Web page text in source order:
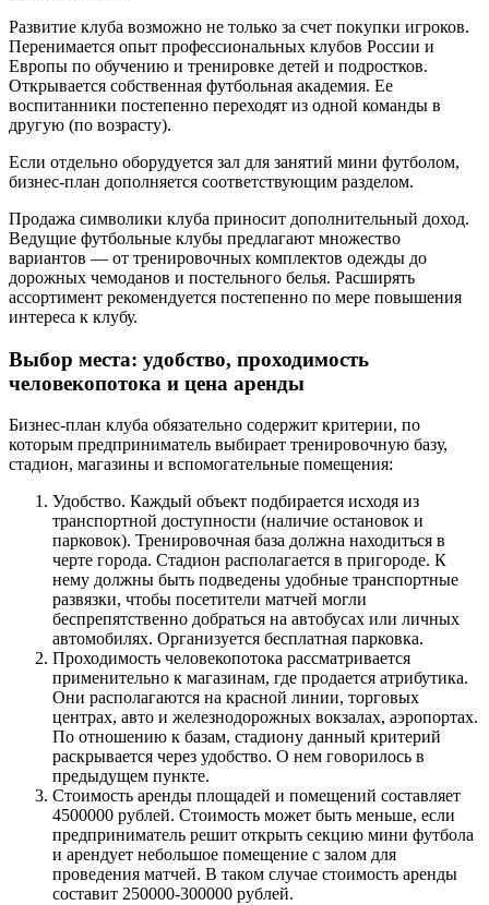
Развитие клуба возможно не только за счет покупки игроков.
Перенимается опыт профессиональных клубов России и
Европы по обучению и тренировке детей и подростков.
Открывается собственная футбольная академия. Ее
воспитанники постепенно переходят из одной команды в
другую (по возрасту).
Если отдельно оборудуется зал для занятий мини футболом,
бизнес-план дополняется соответствующим разделом.
Продажа символики клуба приносит дополнительный доход.
Ведущие футбольные клубы предлагают множество
вариантов — от тренировочных комплектов одежды до
дорожных чемоданов и постельного белья. Расширять
ассортимент рекомендуется постепенно по мере повышения
интереса к клубу.
Выбор места: удобство, проходимость
человекопотока и цена аренды
Бизнес-план клуба обязательно содержит критерии, по
которым предприниматель выбирает тренировочную базу,
стадион, магазины и вспомогательные помещения:
Удобство. Каждый объект подбирается исходя из
транспортной доступности (наличие остановок и
парковок). Тренировочная база должна находиться в
черте города. Стадион располагается в пригороде. К
нему должны быть подведены удобные транспортные
развязки, чтобы посетители матчей могли
беспрепятственно добраться на автобусах или личных
автомобилях. Организуется бесплатная парковка.
Проходимость человекопотока рассматривается
применительно к магазинам, где продается атрибутика.
Они располагаются на красной линии, торговых
центрах, авто и железнодорожных вокзалах, аэропортах.
По отношению к базам, стадиону данный критерий
раскрывается через удобство. О нем говорилось в
предыдущем пункте.
Стоимость аренды площадей и помещений составляет
4500000 рублей. Стоимость может быть меньше, если
предприниматель решит открыть секцию мини футбола
и арендует небольшое помещение с залом для
проведения матчей. В таком случае стоимость аренды
составит 250000-300000 рублей.